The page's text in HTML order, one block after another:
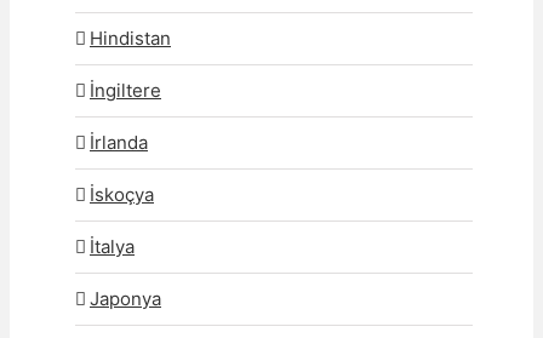
Hindistan
İngiltere
İrlanda
İskoçya
İtalya
Japonya